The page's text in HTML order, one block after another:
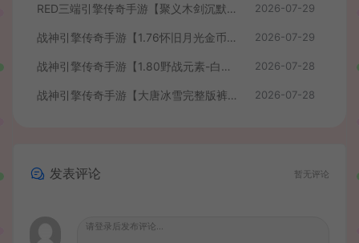
RED三端引擎传奇手游【聚义木剑沉默高仿嘟嘟沉默】最新整理Win系服务端+安卓苹果PC三端+详细搭建教程 2026-07-29
战神引擎传奇手游【1.76怀旧月光金币版】最新整理Win系复古服务端+安卓苹果双端+GM授权物品后台+详细搭建教程 2026-07-29
战神引擎传奇手游【1.80野战元素-白猪7.2免授权】最新整理Win系特色服务端+安卓+GM授权物品后台+详细搭建教程 2026-07-28
战神引擎传奇手游【大唐冰雪完整版裤衩7.0免授权】最新整理Win系特色服务端+GM授权后台+安卓苹果双端+详细搭建教程 2026-07-28
发表评论 暂无评论